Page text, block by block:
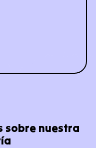
sobre nuestra